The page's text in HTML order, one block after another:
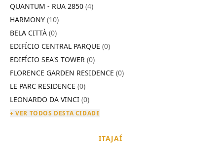
QUANTUM - RUA 2850 (4)
HARMONY (10)
BELA CITTÀ (0)
EDIFÍCIO CENTRAL PARQUE (0)
EDIFÍCIO SEA'S TOWER (0)
FLORENCE GARDEN RESIDENCE (0)
LE PARC RESIDENCE (0)
LEONARDO DA VINCI (0)
+ VER TODOS DESTA CIDADE
ITAJAÍ